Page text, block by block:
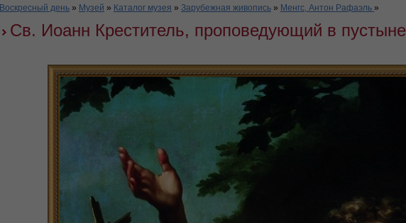
Воскресный день » Музей » Каталог музея » Зарубежная живопись » Менгс, Антон Рафаэль »
Св. Иоанн Креститель, проповедующий в пустыне